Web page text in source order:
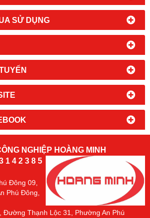
SỬ DỤNG
NGHIỆP HOÀNG MINH
2 3 8 5
Đông 09,
Phú Đông,
Đường Thạnh Lộc 31, Phường An Phú